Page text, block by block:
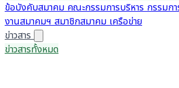
ข้อบังคับสมาคม คณะกรรมการบริหาร กรรมกา
งานสมาคมฯ สมาชิกสมาคม เครือข่าย
ข่าวสาร
ข่าวสารทั้งหมด